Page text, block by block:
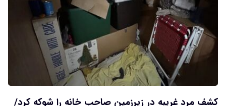
کشف مرد غریبه در زیرزمین صاحب خانه را شوکه کرد/